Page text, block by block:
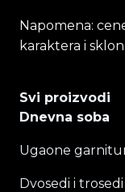
Napomena:
karaktera i
Svi proizvodi
Dnevna soba
Ugaone
Dvosedi i trosedi